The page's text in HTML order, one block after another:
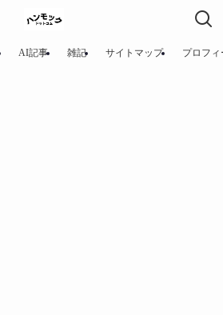
AI記事 雑記 サイトマップ プロフィ